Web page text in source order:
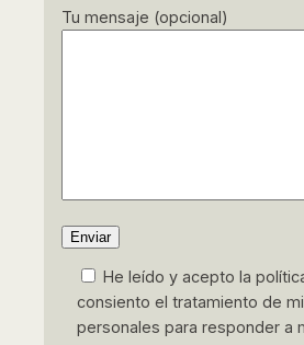
Fundamentos de Web
Redes (ADGD244PO)
Elaboración, Análisis E
Implementación De
De Igualdad. Nivel
Tu mensaje (opcional)
He leído y acepto la
consiento el tratamiento de
personales para responder a